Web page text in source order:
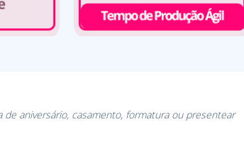
aniversário, casamento, formatura ou presentear